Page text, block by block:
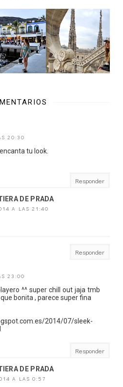
20:30
tu look.
Responder
DE PRADA
A LAS 21:40
Responder
23:00
^^ super chill out jaja tmb
bonita , parece super fina
2014/07/sleek-
Responder
DE PRADA
A LAS 0:57